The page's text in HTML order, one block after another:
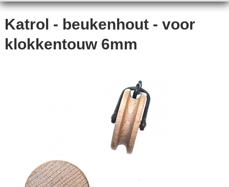
Katrol - beukenhout - voor
klokkentouw 6mm